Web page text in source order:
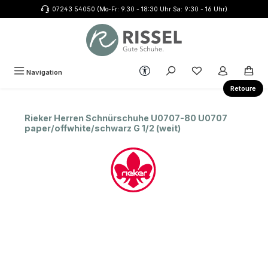
Zum Hauptinhalt springen07243 54050 (Mo-Fr: 9.30 - 18:30 Uhr Sa: 9:30 - 16 Uhr)
Retoure
Navigation Werkzeugleiste anzeigen
Du hast 0
Rieker Herren Schnürschuhe U0707-80 U0707
paper/offwhite/schwarz G 1/2 (weit)